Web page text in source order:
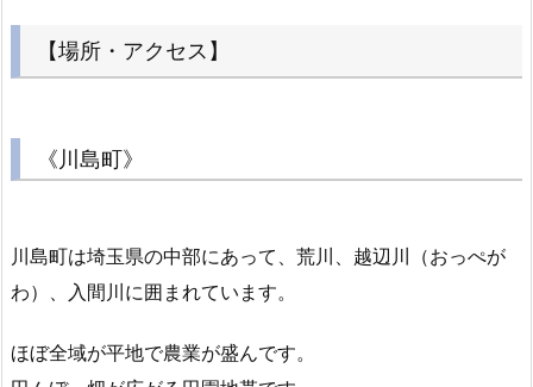
【場所・アクセス】
《川島町》
川島町は埼玉県の中部にあって、荒川、越辺川（おっぺが
わ）、入間川に囲まれています。
ほぼ全域が平地で農業が盛んです。